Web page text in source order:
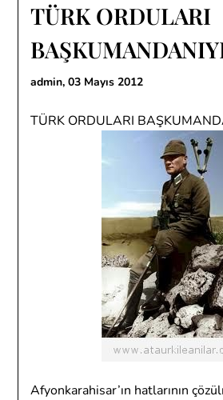
TÜRK ORDULARI
admin,03 Mayıs 2012
TÜRK ORDULARI
Afyonkarahisar’ın hatlarının